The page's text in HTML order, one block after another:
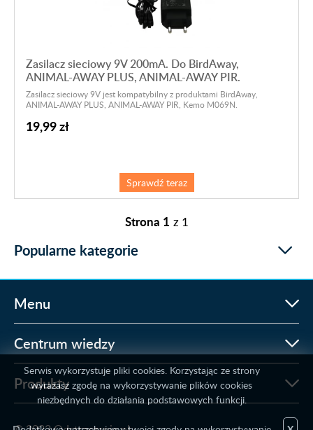
Zasilacz sieciowy 9V 200mA. Do BirdAway,
ANIMAL-AWAY PLUS, ANIMAL-AWAY PIR.
Zasilacz sieciowy 9V jest kompatybilny z produktami BirdAway,
ANIMAL-AWAY PLUS, ANIMAL-AWAY PIR, Kemo M069N.
19,99 zł
Sprawdź teraz
Strona 1 z 1
Popularne kategorie
Menu
Centrum wiedzy
Produkty
Serwis wykorzystuje pliki cookies. Korzystając ze strony
wyrażasz zgodę na wykorzystywanie plików cookies
niezbędnych do działania podstawowych funkcji.